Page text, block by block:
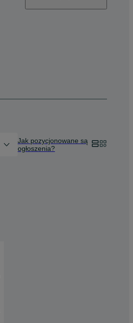
Jak pozycjonowane są
ogłoszenia?